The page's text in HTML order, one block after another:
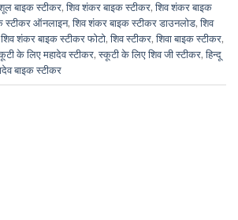
बाइक स्टीकर,शिव शंकर बाइक स्टीकर,शिव शंकर बाइक
स्टीकर ऑनलाइन,शिव शंकर बाइक स्टीकर डाउनलोड,शिव
शिव शंकर बाइक स्टीकर फोटो,शिव स्टीकर,शिवा बाइक स्टीकर,
के लिए महादेव स्टीकर,स्कूटी के लिए शिव जी स्टीकर,हिन्दू
बाइक स्टीकर